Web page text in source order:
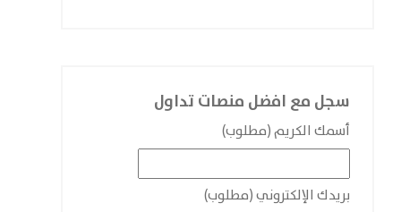
سجل مع افضل منصات تداول
أسمك الكريم (مطلوب)
بريدك الإلكتروني (مطلوب)